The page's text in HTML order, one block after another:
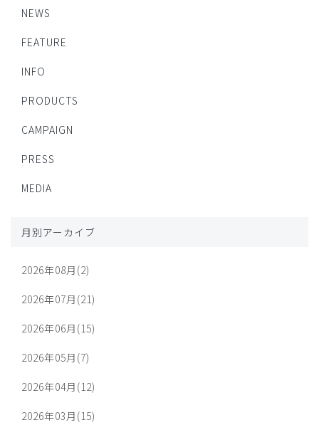
NEWS
FEATURE
INFO
PRODUCTS
CAMPAIGN
PRESS
MEDIA
月別アーカイブ
2026年08月(2)
2026年07月(21)
2026年06月(15)
2026年05月(7)
2026年04月(12)
2026年03月(15)